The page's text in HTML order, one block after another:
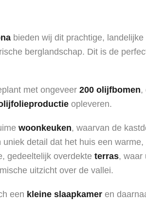
bieden wij dit prachtige, landelijke
berglandschap. Dit is de
met ongeveer 200 olijfbomen,
opleveren.
woonkeuken, waarvan de
uniek detail dat het huis een
gedeeltelijk overdekte terras, waar
uitzicht over de vallei.
een kleine slaapkamer en